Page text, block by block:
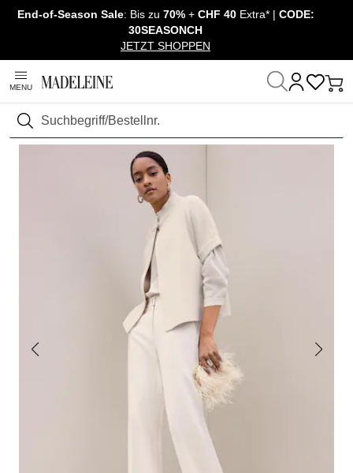
Navigation überspringen, direkt zum Inhalt
End-of-Season Sale: Bis zu 70%+ CHF 40 Extra* | CODE:
30SEASONCH
JETZT SHOPPEN
MENU
Suchen
Startseite Mode Hosen